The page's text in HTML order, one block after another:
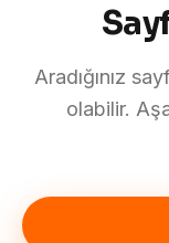
Aradığınız
olabilir.